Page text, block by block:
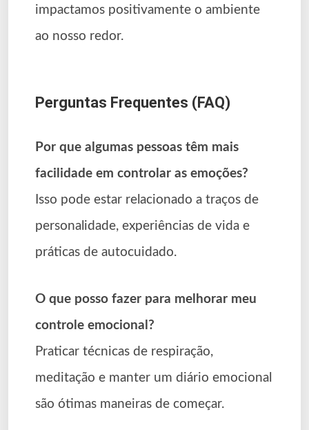
impactamos positivamente o ambiente
ao nosso redor.
Perguntas Frequentes (FAQ)
Por que algumas pessoas têm mais
facilidade em controlar as emoções?
Isso pode estar relacionado a traços de
personalidade, experiências de vida e
práticas de autocuidado.
O que posso fazer para melhorar meu
controle emocional?
Praticar técnicas de respiração,
meditação e manter um diário emocional
são ótimas maneiras de começar.